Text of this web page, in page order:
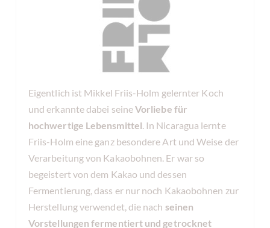
Eigentlich ist Mikkel Friis-Holm gelernter Koch
und erkannte dabei seineVorliebe für
hochwertige Lebensmittel. In Nicaragua lernte
Friis-Holm eine ganz besondere Art und Weise der
Verarbeitung von Kakaobohnen. Er war so
begeistert von dem Kakao und dessen
Fermentierung, dass er nur noch Kakaobohnen zur
Herstellung verwendet, die nach seinen
Vorstellungen fermentiert und getrocknet